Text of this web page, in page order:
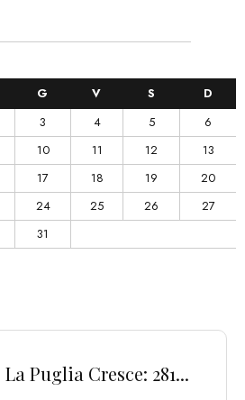
G V S
D
3 4 5
6
10 11 12
13
17 18 19
20
24 25 26
27
31
Puglia Cresce: 281...